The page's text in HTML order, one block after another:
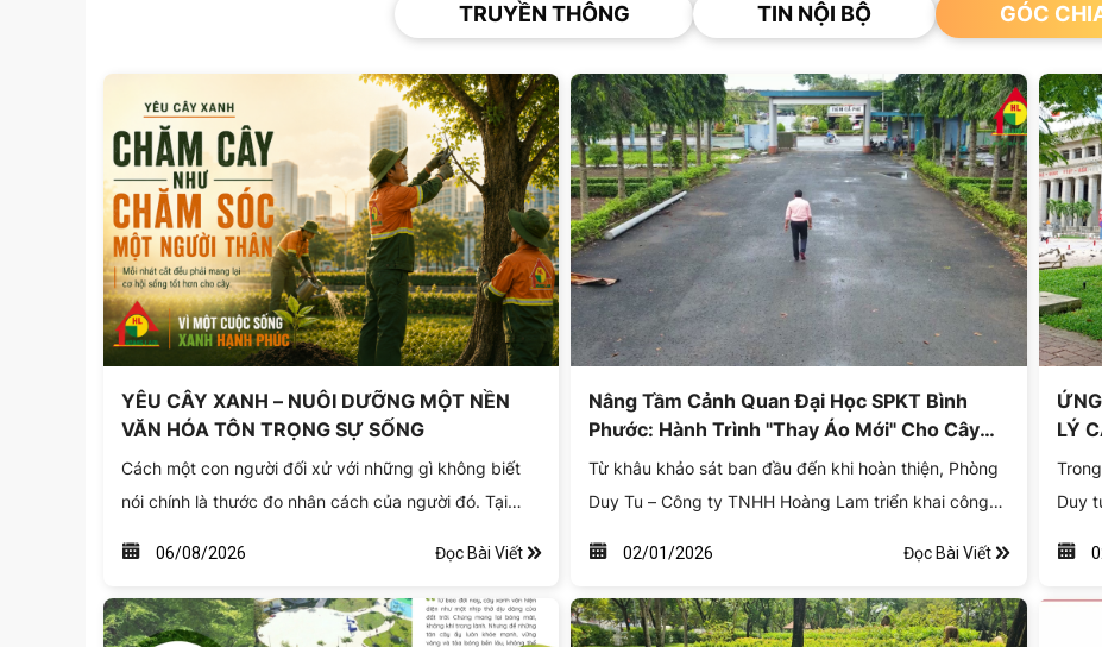
TRUYỀN THÔNG TIN NỘI BỘ GÓC
YÊU CÂY XANH – NUÔI DƯỠNG MỘT NỀN
VĂN HÓA TÔN TRỌNG SỰ SỐNG
Cách một con người đối xử với những gì không biết
nói chính là thước đo nhân cách của người đó. Tại
tài sản, mà là một sự sống được trao cho chúng ta
chăm sóc.
06/08/2026 Đọc Bài Viết
Nâng Tầm Cảnh Quan Đại Học SPKT Bình
Phước: Hành Trình "Thay Áo Mới" Cho Cây
Xanh
Từ khâu khảo sát ban đầu đến khi hoàn thiện, Phòng
Duy Tu – Công ty TNHH Hoàng Lam triển khai công
đảm bảo an toàn lao động – đúng kỹ thuật – hài hòa
mỹ quan khuôn viên công trình tại Trường Đại học Sư
phạm Kỹ thuật TP.HCM – Phân hiệu Bình Phước.
02/01/2026 Đọc Bài Viết
LÝ
Duy
khu